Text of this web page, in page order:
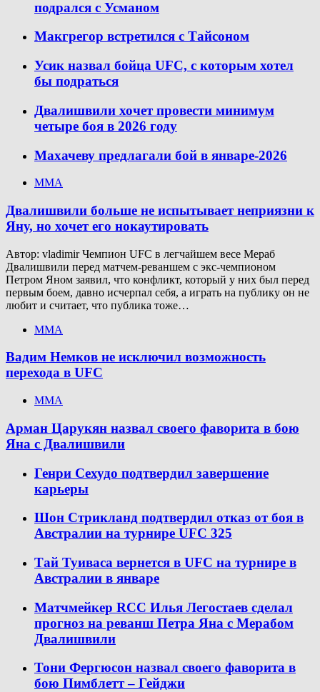
подрался с Усманом
Макгрегор встретился с Тайсоном
Усик назвал бойца UFC, с которым хотел
бы подраться
Двалишвили хочет провести минимум
четыре боя в 2026 году
Махачеву предлагали бой в январе-2026
ММА
Двалишвили больше не испытывает неприязни к
Яну, но хочет его нокаутировать
Автор: vladimir Чемпион UFC в легчайшем весе Мераб
Двалишвили перед матчем-реваншем с экс-чемпионом
Петром Яном заявил, что конфликт, который у них был перед
первым боем, давно исчерпал себя, а играть на публику он не
любит и считает, что публика тоже…
ММА
Вадим Немков не исключил возможность
перехода в UFC
ММА
Арман Царукян назвал своего фаворита в бою
Яна с Двалишвили
Генри Сехудо подтвердил завершение
карьеры
Шон Стрикланд подтвердил отказ от боя в
Австралии на турнире UFC 325
Тай Туиваса вернется в UFC на турнире в
Австралии в январе
Матчмейкер RCC Илья Легостаев сделал
прогноз на реванш Петра Яна с Мерабом
Двалишвили
Тони Фергюсон назвал своего фаворита в
бою Пимблетт – Гейджи